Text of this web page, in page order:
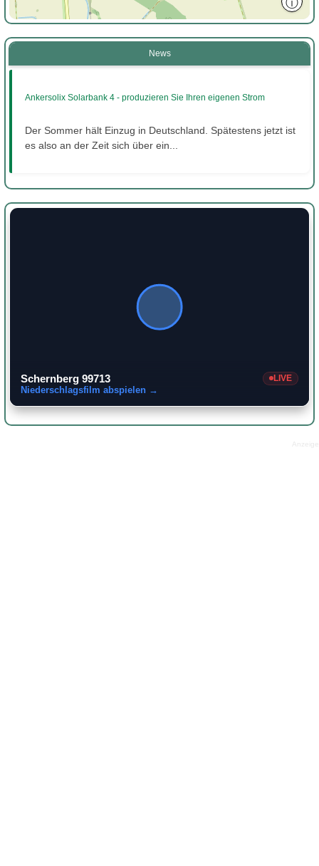
News
Ankersolix Solarbank 4 - produzieren Sie Ihren eigenen Strom
Der Sommer hält Einzug in Deutschland. Spätestens jetzt ist
es also an der Zeit sich über ein...
Schernberg 99713 LIVE
Niederschlagsfilm abspielen →